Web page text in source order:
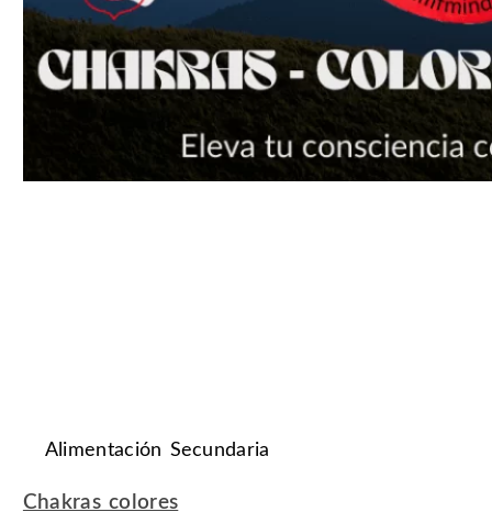
Alimentación Secundaria
Chakras colores